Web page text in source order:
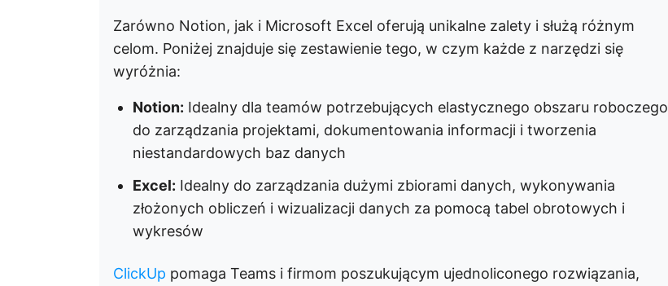
Zarówno Notion, jak i Microsoft Excel oferują unikalne zalety i służą różnym
celom. Poniżej znajduje się zestawienie tego, w czym każde z narzędzi się
wyróżnia:
Notion: Idealny dla teamów potrzebujących elastycznego obszaru roboczego
do zarządzania projektami, dokumentowania informacji i tworzenia
niestandardowych baz danych
Excel: Idealny do zarządzania dużymi zbiorami danych, wykonywania
złożonych obliczeń i wizualizacji danych za pomocą tabel obrotowych i
wykresów
ClickUp pomaga Teams i firmom poszukującym ujednoliconego rozwiązania,